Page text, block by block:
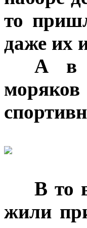
то
даже их
А в
В то
жили